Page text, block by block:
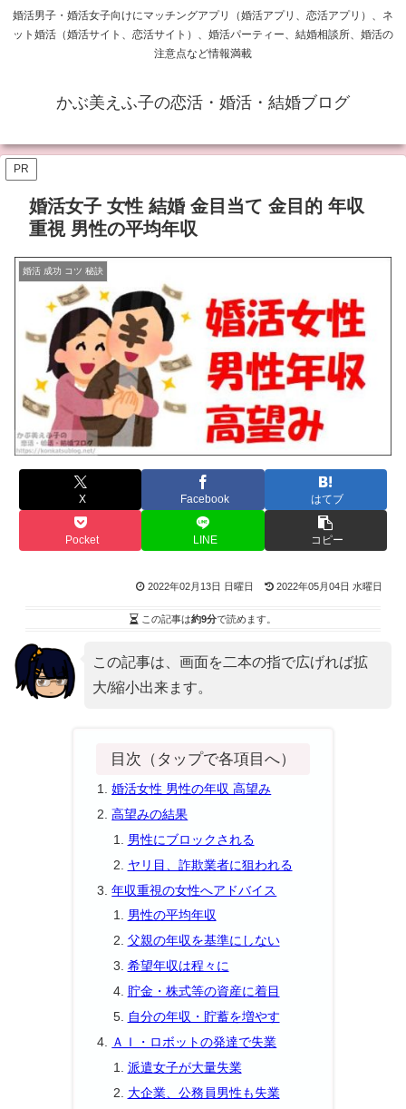
婚活男子・婚活女子向けにマッチングアプリ（婚活アプリ、恋活アプリ）、ネ
ット婚活（婚活サイト、恋活サイト）、婚活パーティー、結婚相談所、婚活の
注意点など情報満載
かぶ美えふ子の恋活・婚活・結婚ブログ
PR
婚活女子 女性 結婚 金目当て 金目的 年収
重視 男性の平均年収
婚活 成功 コツ 秘訣
X Facebook はてブ
Pocket LINE コピー
2022年02月13日 日曜日 2022年05月04日 水曜日
この記事は約9分で読めます。
この記事は、画面を二本の指で広げれば拡
大/縮小出来ます。
目次（タップで各項目へ）
婚活女性 男性の年収 高望み
高望みの結果
男性にブロックされる
ヤリ目、詐欺業者に狙われる
年収重視の女性へアドバイス
男性の平均年収
父親の年収を基準にしない
希望年収は程々に
貯金・株式等の資産に着目
自分の年収・貯蓄を増やす
ＡＩ・ロボットの発達で失業
派遣女子が大量失業
大企業、公務員男性も失業